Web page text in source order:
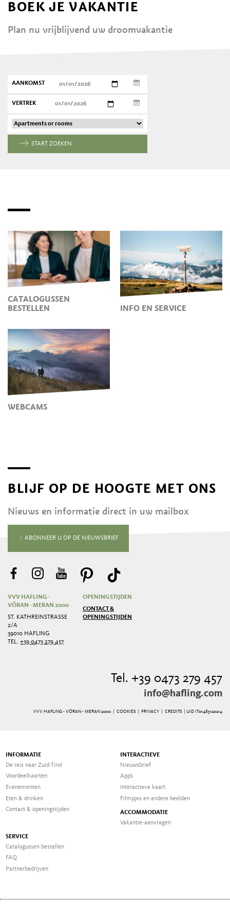
BOEK JE VAKANTIE
Plan nu vrijblijvend uw droomvakantie
AANKOMST
VERTREK
START ZOEKEN
CATALOGUSSEN
BESTELLEN
INFO EN SERVICE
WEBCAMS
BLIJF OP DE HOOGTE MET ONS
Nieuws en informatie direct in uw mailbox
ABONNEER U OP DE NIEUWSBRIEF
VVV HAFLING -
VÖRAN - MERAN 2000
ST. KATHREINSTRASSE 2
/A
39010 HAFLING
TEL.+39 0473 279 457
OPENINGSTIJDEN
CONTACT &
OPENINGSTIJDEN
Tel. +39 0473 279 457
info@hafling.com
VVV HAFLING - VÖRAN - MERAN 2000 | COOKIES| PRIVACY| CREDITS | UID IT01485120214
INFORMATIE
De reis naar Zuid-Tirol
Voordeelkaarten
Evenementen
Eten & drinken
Contact & openingstijden
INTERACTIEVE
Nieuwsbrief
Apps
Interactieve kaart
Filmpjes en andere beelden
ACCOMMODATIE
Vakantie-aanvragen
SERVICE
Catalogussen bestellen
FAQ
Partnerbedrijven